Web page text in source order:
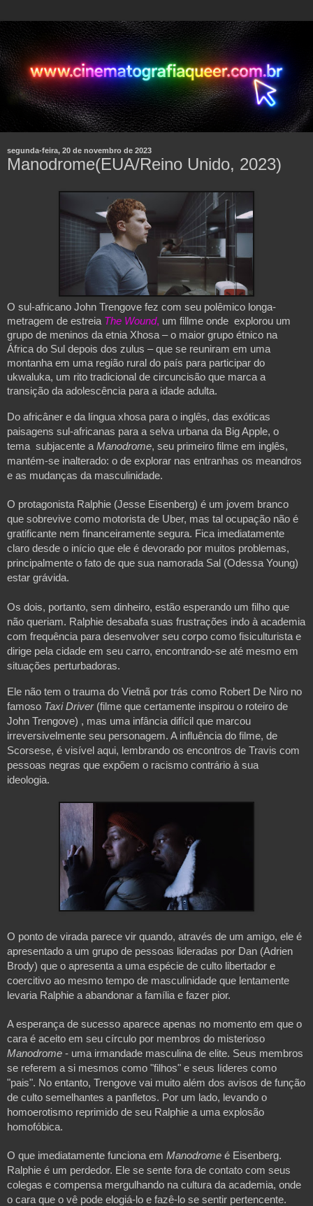
segunda-feira, 20 de novembro de 2023
Manodrome(EUA/Reino Unido, 2023)
O sul-africano John Trengove fez com seu polêmico longa-
metragem de estreia The Wound, um fillme onde explorou um
grupo de meninos da etnia Xhosa – o maior grupo étnico na
África do Sul depois dos zulus – que se reuniram em uma
montanha em uma região rural do país para participar do
ukwaluka, um rito tradicional de circuncisão que marca a
transição da adolescência para a idade adulta.
Do africâner e da língua xhosa para o inglês, das exóticas
paisagens sul-africanas para a selva urbana da Big Apple, o
tema subjacente a Manodrome, seu primeiro filme em inglês,
mantém-se inalterado: o de explorar nas entranhas os meandros
e as mudanças da masculinidade.
O protagonista Ralphie (Jesse Eisenberg) é um jovem branco
que sobrevive como motorista de Uber, mas tal ocupação não é
gratificante nem financeiramente segura. Fica imediatamente
claro desde o início que ele é devorado por muitos problemas,
principalmente o fato de que sua namorada Sal (Odessa Young)
estar grávida.
Os dois, portanto, sem dinheiro, estão esperando um filho que
não queriam. Ralphie desabafa suas frustrações indo à academia
com frequência para desenvolver seu corpo como fisiculturista e
dirige pela cidade em seu carro, encontrando-se até mesmo em
situações perturbadoras.
Ele não tem o trauma do Vietnã por trás como Robert De Niro no
famoso Taxi Driver(filme que certamente inspirou o roteiro de
John Trengove) , mas uma infância difícil que marcou
irreversivelmente seu personagem. A influência do filme, de
Scorsese, é visível aqui, lembrando os encontros de Travis com
pessoas negras que expõem o racismo contrário à sua
ideologia.
O ponto de virada parece vir quando, através de um amigo, ele é
apresentado a um grupo de pessoas lideradas por Dan (Adrien
Brody) que o apresenta a uma espécie de culto libertador e
coercitivo ao mesmo tempo de masculinidade que lentamente
levaria Ralphie a abandonar a família e fazer pior.
A esperança de sucesso aparece apenas no momento em que o
cara é aceito em seu círculo por membros do misterioso
Manodrome - uma irmandade masculina de elite. Seus membros
se referem a si mesmos como "filhos" e seus líderes como
"pais". No entanto, Trengove vai muito além dos avisos de função
de culto semelhantes a panfletos. Por um lado, levando o
homoerotismo reprimido de seu Ralphie a uma explosão
homofóbica.
O que imediatamente funciona em Manodrome é Eisenberg.
Ralphie é um perdedor. Ele se sente fora de contato com seus
colegas e compensa mergulhando na cultura da academia, onde
o cara que o vê pode elogiá-lo e fazê-lo se sentir pertencente.